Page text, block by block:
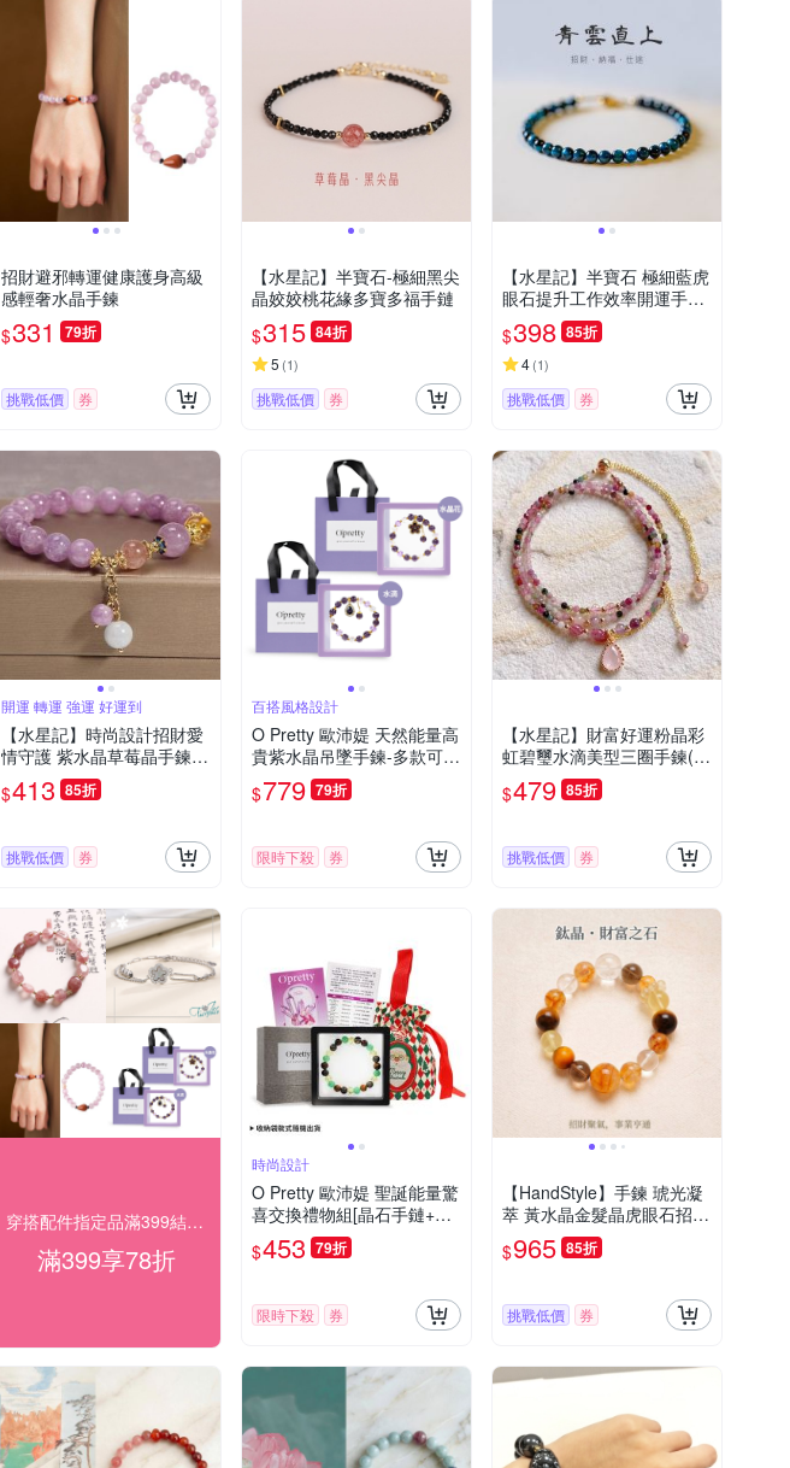
招財避邪轉運健康護身高級
感輕奢水晶手鍊
$331 79折
挑戰低價 券
【水星記】半寶石-極細黑尖
晶姣姣桃花緣多寶多福手鏈
$315 84折
5 (1)
挑戰低價 券
【水星記】半寶石 極細藍虎
眼石提升工作效率開運手鍊
(13040)
$398 85折
4(1)
挑戰低價 券
開運 轉運 強運 好運到
【水星記】時尚設計招財愛
情守護 紫水晶草莓晶手鍊(7
2040)
$413 85折
挑戰低價 券
百搭風格設計
O Pretty 歐沛媞 天然能量高
貴紫水晶吊墜手鍊-多款可選
招財 貴人 開運
$779 79折
限時下殺 券
【水星記】財富好運粉晶彩
虹碧璽水滴美型三圈手鍊(9
0095)
$479 85折
挑戰低價 券
穿搭配件指定品滿399結帳享78折
滿399享78折
時尚設計
O Pretty 歐沛媞 聖誕能量驚
喜交換禮物組[晶石手鏈+水
晶能量直覺卡+聖誕祝福束
口收納袋]-交換禮物
$453 79折
限時下殺 券
【HandStyle】手鍊 琥光凝
萃 黃水晶金髮晶虎眼石招財
開運手鍊(05250)
$965 85折
挑戰低價 券